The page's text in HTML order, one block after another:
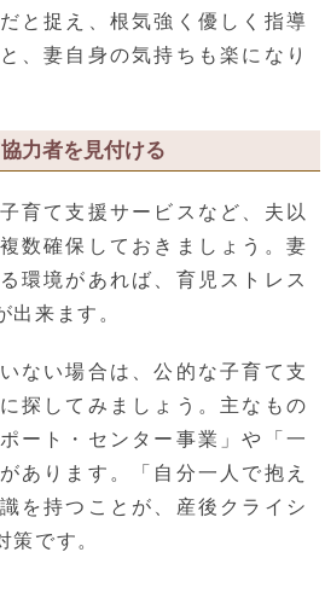
と捉え、根気強く優しく指導
、妻自身の気持ちも楽になり
力者を見付ける
育て支援サービスなど、夫以
数確保しておきましょう。妻
環境があれば、育児ストレス
出来ます。
ない場合は、公的な子育て支
探してみましょう。主なもの
ート・センター事業」や「一
あります。「自分一人で抱え
を持つことが、産後クライシ
策です。